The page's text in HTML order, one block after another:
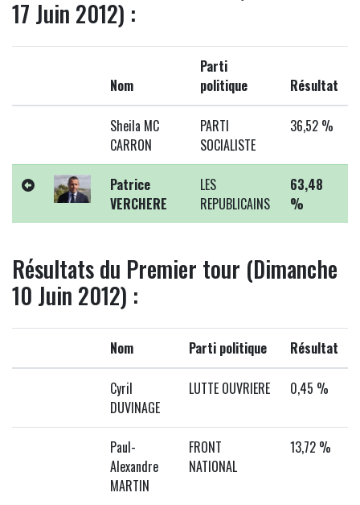
17 Juin 2012) :
Nom
Parti
politique
Résultat
Sheila MC
CARRON
PARTI
SOCIALISTE
36,52 %
Patrice
VERCHERE
LES
REPUBLICAINS
63,48
%
Résultats du Premier tour (Dimanche
10 Juin 2012) :
Nom Parti politique Résultat
Cyril
DUVINAGE
LUTTE OUVRIERE 0,45 %
Paul-
Alexandre
MARTIN
FRONT
NATIONAL
13,72 %